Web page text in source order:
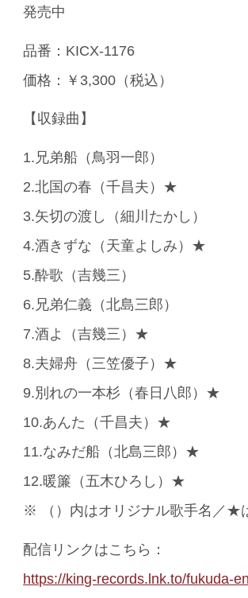
発売中
品番：KICX-1176
価格：￥3,300（税込）
【収録曲】
1.兄弟船（鳥羽一郎）
2.北国の春（千昌夫）★
3.矢切の渡し（細川たかし）
4.酒きずな（天童よしみ）★
5.酔歌（吉幾三）
6.兄弟仁義（北島三郎）
7.酒よ（吉幾三）★
8.夫婦舟（三笠優子）★
9.別れの一本杉（春日八郎）★
10.あんた（千昌夫）★
11.なみだ船（北島三郎）★
12.暖簾（五木ひろし）★
※ （）内はオリジナル歌手名／★
配信リンクはこちら：
https://king-records.lnk.to/fukuda-